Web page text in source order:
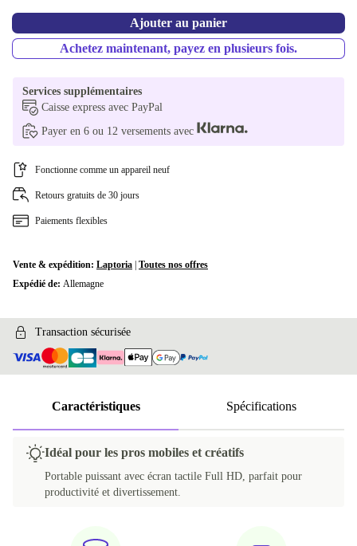
Ajouter au panier
Achetez maintenant, payez en plusieurs fois.
Services supplémentaires
Caisse express avec PayPal
Payer en 6 ou 12 versements avec
Fonctionne comme un appareil neuf
Retours gratuits de 30 jours
Paiements flexibles
Vente & expédition: Laptoria Toutes nos offres
Expédié de: Allemagne
Transaction sécurisée
Caractéristiques Spécifications
Idéal pour les pros mobiles et créatifs
Portable puissant avec écran tactile Full HD, parfait pour
productivité et divertissement.